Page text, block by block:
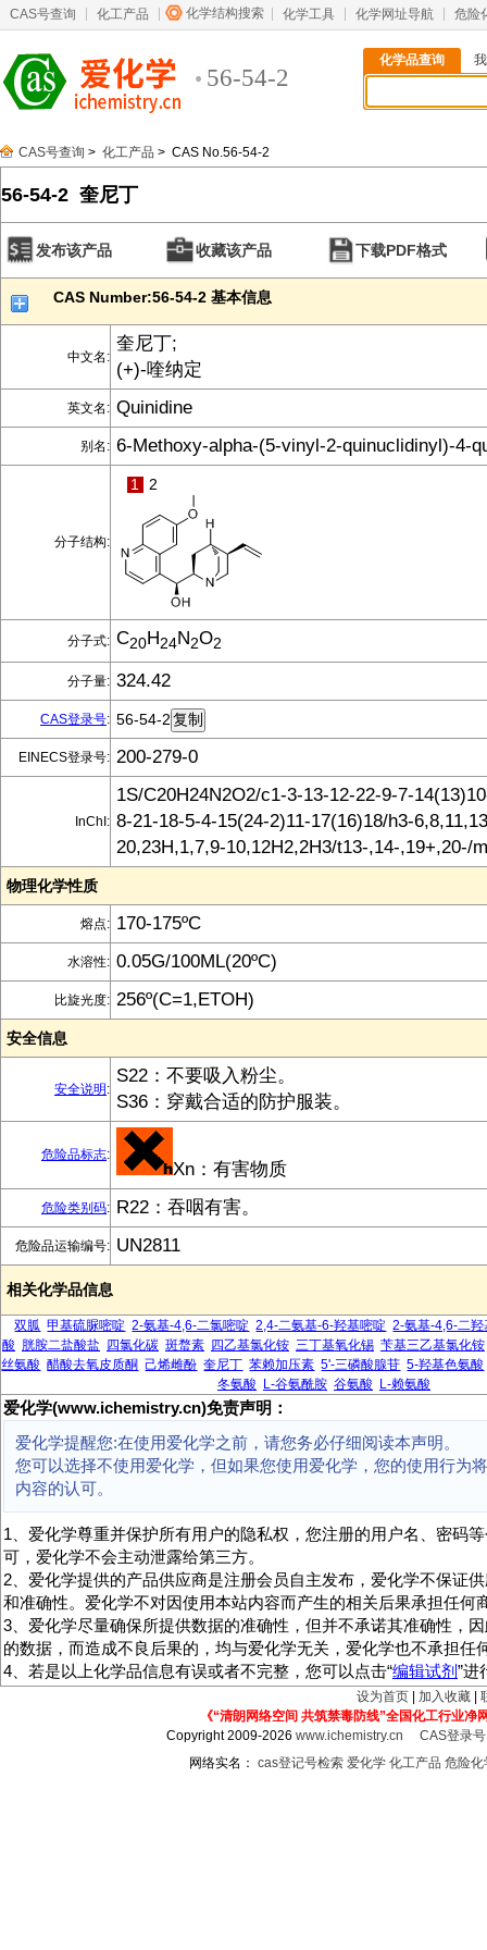
CAS号查询 化工产品 化学结构搜索 化学工具 化学网址导航 危险
56-54-2
化学品查询
CAS号查询 > 化工产品 > CAS No.56-54-2
56-54-2 奎尼丁
发布该产品 收藏该产品 下载PDF格式
CAS Number:56-54-2 基本信息
中文名:
奎尼丁;
(+)-喹纳定
英文名: Quinidine
别名: 6-Methoxy-alpha-(5-vinyl-2-quinuclidinyl)-4-
分子结构:
1 2
分子式: C20H24N2O2
分子量: 324.42
CAS登录号: 56-54-2
EINECS登录号: 200-279-0
InChI:
1S/C20H24N2O2/c1-3-13-12-22-9-7-
8-21-18-5-4-15(24-2)11-17(16)18/h3-
20,23H,1,7,9-10,12H2,2H3/t13-,14-,19+,20-/
物理化学性质
熔点: 170-175ºC
水溶性: 0.05G/100ML(20ºC)
比旋光度: 256º(C=1,ETOH)
安全信息
安全说明 :
S22：不要吸入粉尘。
S36：穿戴合适的防护服装。
危险品标志:
Xn：有害物质
危险类别码: R22：吞咽有害。
危险品运输编号: UN2811
相关化学品信息
双胍 甲基硫脲嘧啶 2-氨基-4,6-二氯嘧啶 2,4-二氨基-6-羟基嘧啶 2-氨基-4,6-二
酸 胱胺二盐酸盐 四氯化碳 斑蝥素 四乙基氯化铵 三丁基氧化锡 苄基三乙基氯化铵
丝氨酸 醋酸去氧皮质酮 己烯雌酚 奎尼丁 苯赖加压素 5'-三磷酸腺苷 5-羟基色氨酸
冬氨酸
L-谷氨酰胺 谷氨酸 L-赖氨酸
爱化学(www.ichemistry.cn)免责声明：
爱化学提醒您:在使用爱化学之前，请您务必仔细阅读本声明。
您可以选择不使用爱化学，但如果您使用爱化学，您的使用行为
内容的认可。
1、爱化学尊重并保护所有用户的隐私权，您注册的用户名、密码
可，爱化学不会主动泄露给第三方。
2、爱化学提供的产品供应商是注册会员自主发布，爱化学不保证
和准确性。爱化学不对因使用本站内容而产生的相关后果承担任何
3、爱化学尽量确保所提供数据的准确性，但并不承诺其准确性，
的数据，而造成不良后果的，均与爱化学无关，爱化学也不承担任
4、若是以上化学品信息有误或者不完整，您可以点击“编辑试剂”进
设为首页 加入收藏
《“清朗网络空间 共筑禁毒防线”全国化工行业净
Copyright 2009-2026www.ichemistry.cn
CAS登录
网络实名： cas登记号检索 爱化学 化工产品 危险化